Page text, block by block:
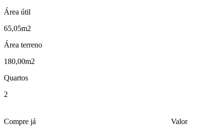
Área útil
65,05m2
Área terreno
180,00m2
Quartos
2
Compre já
Valor